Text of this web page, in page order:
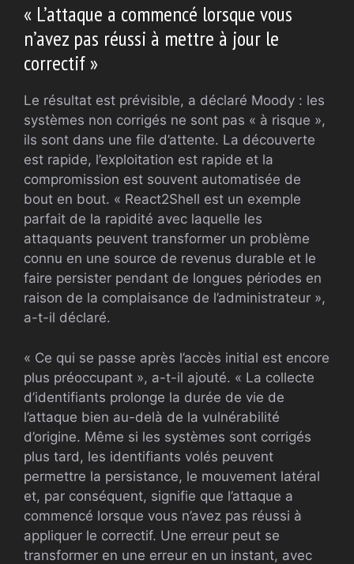
« L’attaque a commencé lorsque vous
n’avez pas réussi à mettre à jour le
correctif »
Le résultat est prévisible, a déclaré Moody : les
systèmes non corrigés ne sont pas « à risque »,
ils sont dans une file d’attente. La découverte
est rapide, l’exploitation est rapide et la
compromission est souvent automatisée de
bout en bout. « React2Shell est un exemple
parfait de la rapidité avec laquelle les
attaquants peuvent transformer un problème
connu en une source de revenus durable et le
faire persister pendant de longues périodes en
raison de la complaisance de l’administrateur »,
a-t-il déclaré.
« Ce qui se passe après l’accès initial est encore
plus préoccupant », a-t-il ajouté. « La collecte
d’identifiants prolonge la durée de vie de
l’attaque bien au-delà de la vulnérabilité
d’origine. Même si les systèmes sont corrigés
plus tard, les identifiants volés peuvent
permettre la persistance, le mouvement latéral
et, par conséquent, signifie que l’attaque a
commencé lorsque vous n’avez pas réussi à
appliquer le correctif. Une erreur peut se
transformer en une erreur en un instant, avec